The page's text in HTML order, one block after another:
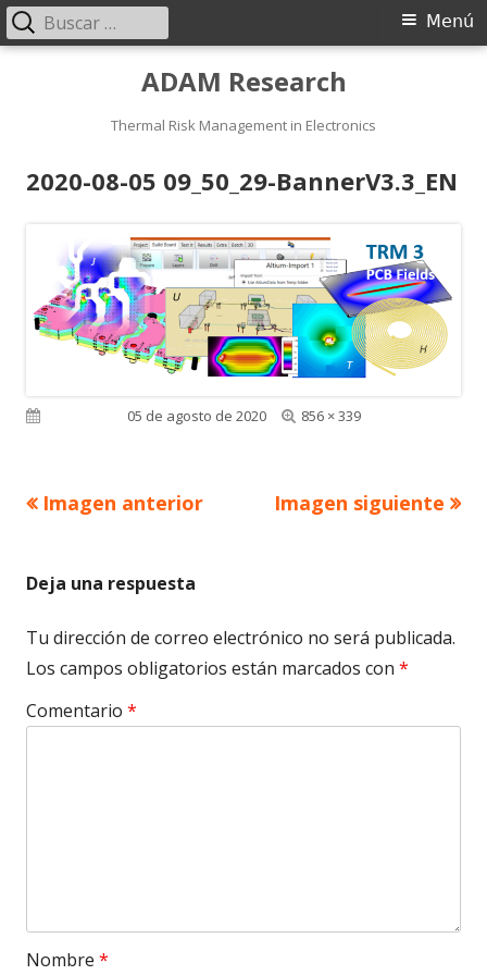
ADAM Research
Thermal Risk Management in Electronics
Menú
Menú
Buscar:
2020-08-05 09_50_29-BannerV3.3_EN
05 de agosto de 2020
Tamaño
856 × 339
Imagen anterior Imagen siguiente
Deja una respuesta
Tu dirección de correo electrónico no será publicada.
Los campos obligatorios están marcados con *
Comentario *
Nombre *